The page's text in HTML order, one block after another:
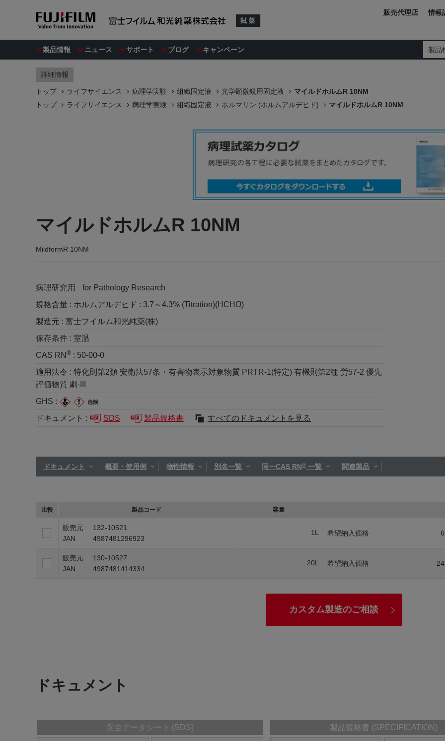
製品情報 ニュース サポート ブログ キャンペーン 製品
販売代理店 情報
詳細情報
トップ ライフサイエンス 病理学実験 組織固定液 光学顕微鏡用固定液
マイルドホルムR 10NM
トップ
ライフサイエンス 病理学実験 組織固定液 ホルマリン (ホルムアルデヒド) マイルドホルムR 10NM
マイルドホルムR 10NM
MildformR 10NM
病理研究用
for Pathology Research
規格含量 : ホルムアルデヒド : 3.7～4.3% (Titration)(HCHO)
製造元 : 富士フイルム和光純薬(株)
保存条件 : 室温
CAS RN ® : 50-00-0
適用法令 : 特化則第2類 安衛法57条・有害物表示対象物質 PRTR-1(特定) 有機則第2種 労57-2 優先
評価物質 劇-III
GHS :
ドキュメント :
SDS 製品規格書 すべてのドキュメントを見る
ドキュメント 概要・使用例 物性情報 別名一覧 同一CAS RN® 一覧 関連製品
比較 製品コード 容量
販売元
132-10521
JAN
4987481296923
1L 希望納入価格
販売元
130-10527
JAN
4987481414334
20L 希望納入価格
カスタム製造のご相談
ドキュメント
安全データシート (SDS) 製品規格書 (SPECIFICATION)